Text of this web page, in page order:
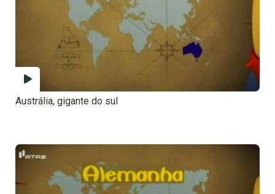
Austrália, gigante do sul